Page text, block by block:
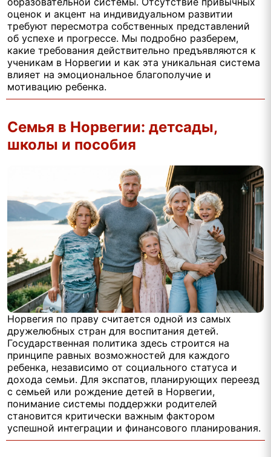
оценок и акцент на индивидуальном развитии
требуют пересмотра собственных представлений
об успехе и прогрессе. Мы подробно разберем,
какие требования действительно предъявляются к
ученикам в Норвегии и как эта уникальная система
влияет на эмоциональное благополучие и
мотивацию ребенка.
Семья в Норвегии: детсады,
школы и пособия
Норвегия по праву считается одной из самых
дружелюбных стран для воспитания детей.
Государственная политика здесь строится на
принципе равных возможностей для каждого
ребенка, независимо от социального статуса и
дохода семьи. Для экспатов, планирующих переезд
с семьей или рождение детей в Норвегии,
понимание системы поддержки родителей
становится критически важным фактором
успешной интеграции и финансового планирования.